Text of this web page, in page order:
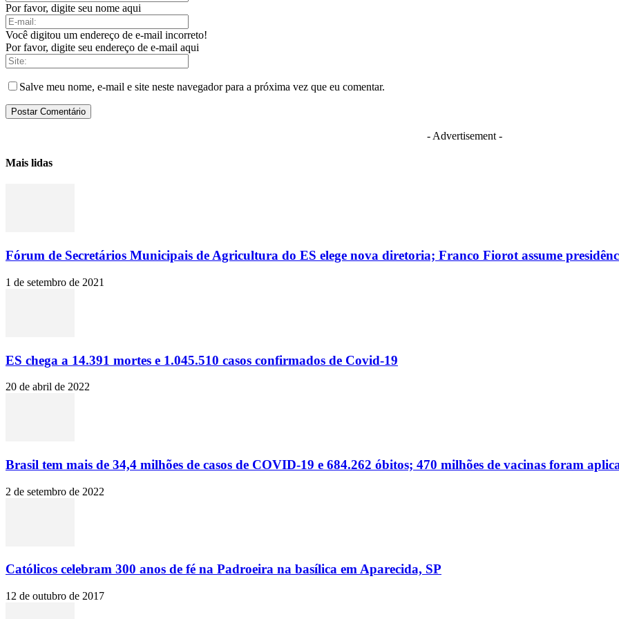
Por favor, digite seu nome aqui
Você digitou um endereço de e-mail incorreto!
Por favor, digite seu endereço de e-mail aqui
Salve meu nome, e-mail e site neste navegador para a próxima vez que eu comentar.
- Advertisement -
Mais lidas
Fórum de Secretários Municipais de Agricultura do ES elege nova diretoria; Franco Fiorot assume
1 de setembro de 2021
ES chega a 14.391 mortes e 1.045.510 casos confirmados de Covid-19
20 de abril de 2022
Brasil tem mais de 34,4 milhões de casos de COVID-19 e 684.262 óbitos; 470 milhões de vacinas foram
2 de setembro de 2022
Católicos celebram 300 anos de fé na Padroeira na basílica em Aparecida, SP
12 de outubro de 2017